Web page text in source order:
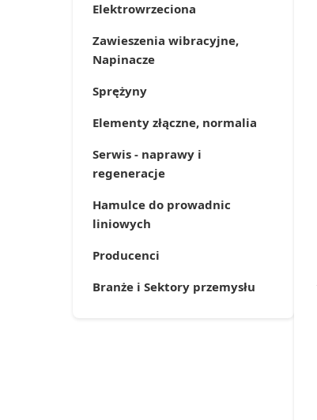
Elektrowrzeciona
Zawieszenia wibracyjne,
Napinacze
Sprężyny
Elementy złączne, normalia
Serwis - naprawy i
regeneracje
Hamulce do prowadnic
liniowych
Producenci
Branże i Sektory przemysłu